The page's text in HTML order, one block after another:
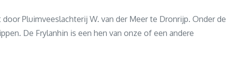
Pluimveeslachterij W. van der Meer te Dronrijp. Onder de
De Frylanhin is een hen van onze of een andere